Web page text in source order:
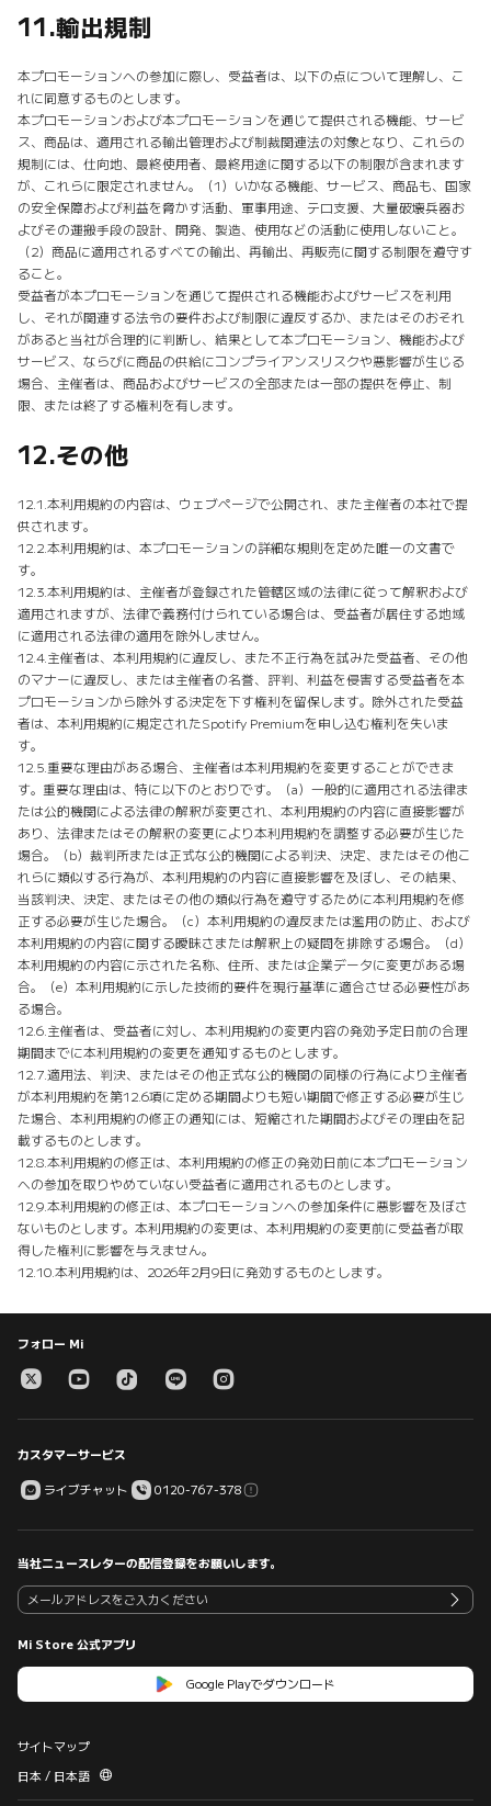
11.輸出規制
本プロモーションへの参加に際し、受益者は、以下の点について理解し、こ
れに同意するものとします。
本プロモーションおよび本プロモーションを通じて提供される機能、サービ
ス、商品は、適用される輸出管理および制裁関連法の対象となり、これらの
規制には、仕向地、最終使用者、最終用途に関する以下の制限が含まれます
が、これらに限定されません。（1）いかなる機能、サービス、商品も、国家
の安全保障および利益を脅かす活動、軍事用途、テロ支援、大量破壊兵器お
よびその運搬手段の設計、開発、製造、使用などの活動に使用しないこと。
（2）商品に適用されるすべての輸出、再輸出、再販売に関する制限を遵守す
ること。
受益者が本プロモーションを通じて提供される機能およびサービスを利用
し、それが関連する法令の要件および制限に違反するか、またはそのおそれ
があると当社が合理的に判断し、結果として本プロモーション、機能および
サービス、ならびに商品の供給にコンプライアンスリスクや悪影響が生じる
場合、主催者は、商品およびサービスの全部または一部の提供を停止、制
限、または終了する権利を有します。
12.その他
12.1.本利用規約の内容は、ウェブページで公開され、また主催者の本社で提
供されます。
12.2.本利用規約は、本プロモーションの詳細な規則を定めた唯一の文書で
す。
12.3.本利用規約は、主催者が登録された管轄区域の法律に従って解釈および
適用されますが、法律で義務付けられている場合は、受益者が居住する地域
に適用される法律の適用を除外しません。
12.4.主催者は、本利用規約に違反し、また不正行為を試みた受益者、その他
のマナーに違反し、または主催者の名誉、評判、利益を侵害する受益者を本
プロモーションから除外する決定を下す権利を留保します。除外された受益
者は、本利用規約に規定されたSpotify Premiumを申し込む権利を失いま
す。
12.5.重要な理由がある場合、主催者は本利用規約を変更することができま
す。重要な理由は、特に以下のとおりです。（a）一般的に適用される法律ま
たは公的機関による法律の解釈が変更され、本利用規約の内容に直接影響が
あり、法律またはその解釈の変更により本利用規約を調整する必要が生じた
場合。（b）裁判所または正式な公的機関による判決、決定、またはその他こ
れらに類似する行為が、本利用規約の内容に直接影響を及ぼし、その結果、
当該判決、決定、またはその他の類似行為を遵守するために本利用規約を修
正する必要が生じた場合。（c）本利用規約の違反または濫用の防止、および
本利用規約の内容に関する曖昧さまたは解釈上の疑問を排除する場合。（d）
本利用規約の内容に示された名称、住所、または企業データに変更がある場
合。（e）本利用規約に示した技術的要件を現行基準に適合させる必要性があ
る場合。
12.6.主催者は、受益者に対し、本利用規約の変更内容の発効予定日前の合理
期間までに本利用規約の変更を通知するものとします。
12.7.適用法、判決、またはその他正式な公的機関の同様の行為により主催者
が本利用規約を第12.6項に定める期間よりも短い期間で修正する必要が生じ
た場合、本利用規約の修正の通知には、短縮された期間およびその理由を記
載するものとします。
12.8.本利用規約の修正は、本利用規約の修正の発効日前に本プロモーション
への参加を取りやめていない受益者に適用されるものとします。
12.9.本利用規約の修正は、本プロモーションへの参加条件に悪影響を及ぼさ
ないものとします。本利用規約の変更は、本利用規約の変更前に受益者が取
得した権利に影響を与えません。
12.10.本利用規約は、2026年2月9日に発効するものとします。
フォロー Mi
カスタマーサービス
ライブチャット 0120-767-378
当社ニュースレターの配信登録をお願いします。
Mi Store 公式アプリ
Google Playでダウンロード
サイトマップ
日本 / 日本語